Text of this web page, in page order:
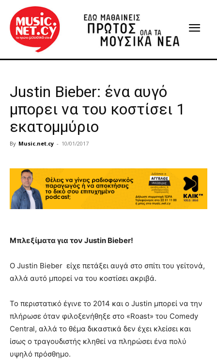
Justin Bieber: ένα αυγό
μπορει να του κοστίσει 1
εκατομμύριο
By Music.net.cy - 10/01/2017
Μπλεξίματα για τον Justin Bieber!
Ο Justin Bieber είχε πετάξει αυγά στο σπίτι του γείτονά,
αλλά αυτό μπορεί να του κοστίσει ακριβά.
Το περιστατικό έγινε το 2014 και ο Justin μπορεί να την
πλήρωσε όταν φιλοξενήθηξε στο «Roast» του Comedy
Central, αλλά το θέμα δικαστικά δεν έχει κλείσει και
ίσως ο τραγουδιστής κληθεί να πληρώσει ένα πολύ
υψηλό πρόσθημο.